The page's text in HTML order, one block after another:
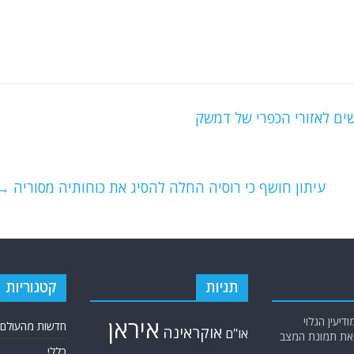
לאזורי הכפרי של דמשק
עיתון חושף כי רוסיה החלה להסיג את כוחותיה מסוריה
הגלוי
את תמונת המצב
תגיות
או"ם אוקראינה איראן
קטגוריות
חדשות מהעולם